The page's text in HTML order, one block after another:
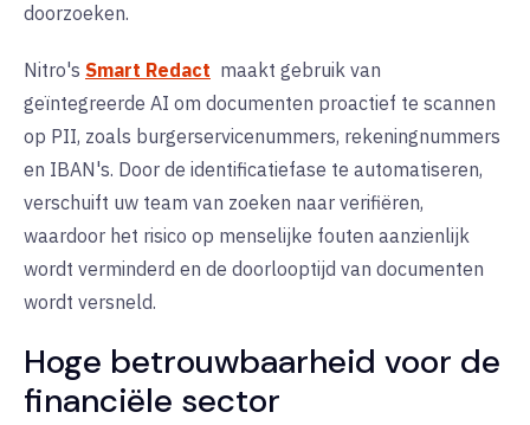
doorzoeken.
Nitro's Smart Redact maakt gebruik van
geïntegreerde AI om documenten proactief te scannen
op PII, zoals burgerservicenummers, rekeningnummers
en IBAN's. Door de identificatiefase te automatiseren,
verschuift uw team van zoeken naar verifiëren,
waardoor het risico op menselijke fouten aanzienlijk
wordt verminderd en de doorlooptijd van documenten
wordt versneld.
Hoge betrouwbaarheid voor de
financiële sector